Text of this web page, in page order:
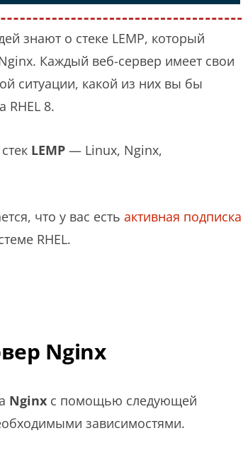
знают о стеке LEMP, который
Каждый веб-сервер имеет свои
ситуации, какой из них вы бы
RHEL 8.
LEMP — Linux, Nginx,
что у вас есть активная подписка
RHEL.
Nginx
Nginx с помощью следующей
зависимостями.